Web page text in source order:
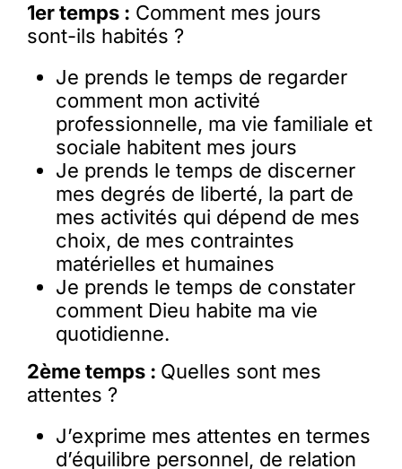
1er temps : Comment mes jours
sont-ils habités ?
Je prends le temps de regarder
comment mon activité
professionnelle, ma vie familiale et
sociale habitent mes jours
Je prends le temps de discerner
mes degrés de liberté, la part de
mes activités qui dépend de mes
choix, de mes contraintes
matérielles et humaines
Je prends le temps de constater
comment Dieu habite ma vie
quotidienne.
2ème temps : Quelles sont mes
attentes ?
J’exprime mes attentes en termes
d’équilibre personnel, de relation